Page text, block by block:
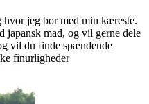
hvor jeg bor med min kæreste.
japansk mad, og vil gerne dele
vil du finde spændende
finurligheder